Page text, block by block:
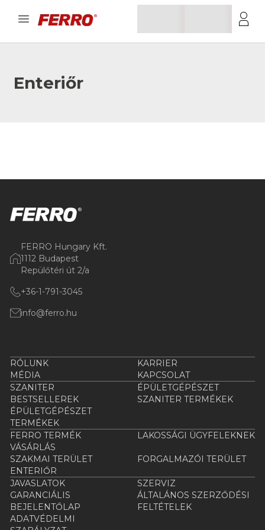
Enteriőr
FERRO Hungary Kft.
1112 Budapest
Repülőtéri út 2/a
+36-1-791-3045
info@ferro.hu
RÓLUNK
KARRIER
MÉDIA
KAPCSOLAT
SZANITER
ÉPÜLETGÉPÉSZET
BESTSELLEREK
SZANITER TERMÉKEK
ÉPÜLETGÉPÉSZET
TERMÉKEK
FERRO TERMÉK
VÁSÁRLÁS
LAKOSSÁGI ÜGYFELEKNEK
SZAKMAI TERÜLET
FORGALMAZÓI TERÜLET
ENTERIŐR
JAVASLATOK
SZERVIZ
GARANCIÁLIS
BEJELENTŐLAP
ÁLTALÁNOS SZERZŐDÉSI
FELTÉTELEK
ADATVÉDELMI